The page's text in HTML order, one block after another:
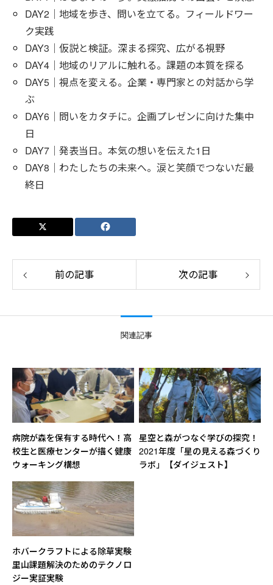
DAY2｜地域を歩き、問いを立てる。フィールドワー
ク実践
DAY3｜仮説と検証。深まる探究、広がる視野
DAY4｜地域のリアルに触れる。課題の本質を探る
DAY5｜視点を変える。企業・専門家との対話から学
ぶ
DAY6｜問いをカタチに。企画プレゼンに向けた集中
日
DAY7｜発表当日。本気の想いを伝えた1日
DAY8｜わたしたちの未来へ。涙と笑顔でつないだ最
終日
前の記事 次の記事
関連記事
病院が森を保有する時代へ！高
校生と医療センターが描く健康
ウォーキング構想
星空と森がつなぐ学びの探究！
2021年度「星の見える森づくり
ラボ」【ダイジェスト】
ホバークラフトによる除草実験
里山課題解決のためのテクノロ
ジー実証実験